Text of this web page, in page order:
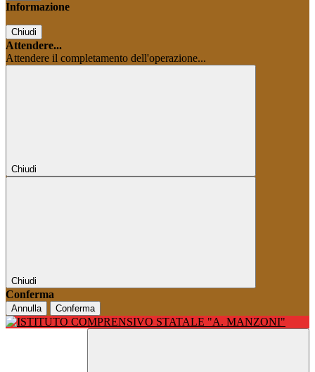
Informazione
Chiudi
Attendere...
Attendere il completamento dell'operazione...
Chiudi
Chiudi
Conferma
Annulla Conferma